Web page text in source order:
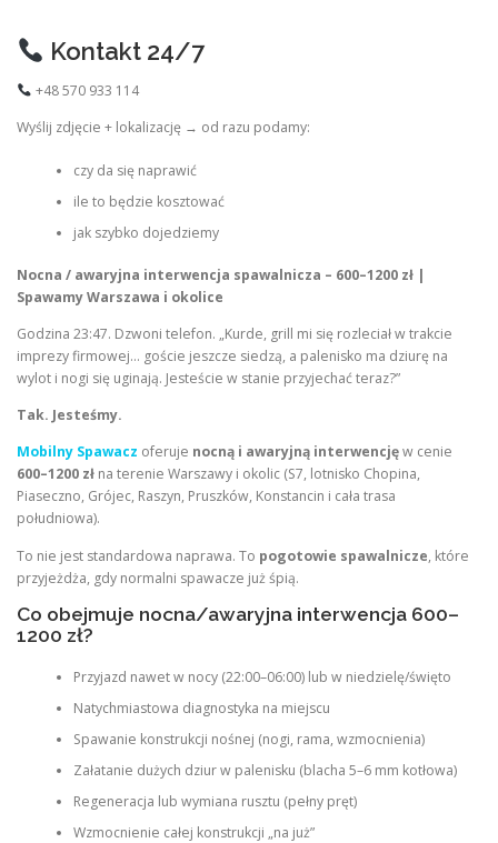
Kontakt 24/7
+48 570 933 114
Wyślij zdjęcie + lokalizację → od razu podamy:
czy da się naprawić
ile to będzie kosztować
jak szybko dojedziemy
Nocna / awaryjna interwencja spawalnicza – 600–1200 zł |
Spawamy Warszawa i okolice
Godzina 23:47. Dzwoni telefon. „Kurde, grill mi się rozleciał w trakcie
imprezy firmowej… goście jeszcze siedzą, a palenisko ma dziurę na
wylot i nogi się uginają. Jesteście w stanie przyjechać teraz?”
Tak. Jesteśmy.
Mobilny Spawacz oferuje nocną i awaryjną interwencjęw cenie
600–1200 zł na terenie Warszawy i okolic (S7, lotnisko Chopina,
Piaseczno, Grójec, Raszyn, Pruszków, Konstancin i cała trasa
południowa).
To nie jest standardowa naprawa. To pogotowie spawalnicze, które
przyjeżdża, gdy normalni spawacze już śpią.
Co obejmuje nocna/awaryjna interwencja 600–
1200 zł?
Przyjazd nawet w nocy (22:00–06:00) lub w niedzielę/święto
Natychmiastowa diagnostyka na miejscu
Spawanie konstrukcji nośnej (nogi, rama, wzmocnienia)
Załatanie dużych dziur w palenisku (blacha 5–6 mm kotłowa)
Regeneracja lub wymiana rusztu (pełny pręt)
Wzmocnienie całej konstrukcji „na już”